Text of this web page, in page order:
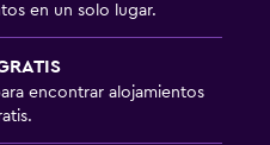
en un solo lugar.
encontrar alojamientos